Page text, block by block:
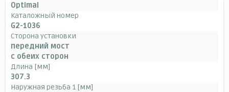
Optimal
Каталожный номер
G2-1036
Сторона установки
передний мост
с обеих сторон
Длина [мм]
307.3
Наружная резьба 1 [мм]